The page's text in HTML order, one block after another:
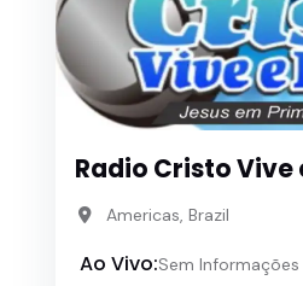
Radio Cristo Vive
Americas, Brazil
Ao Vivo:Sem Informações